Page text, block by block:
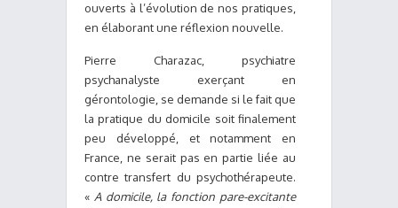
ouverts à l’évolution de nos pratiques,
en élaborant une réflexion nouvelle.
Pierre Charazac, psychiatre
psychanalyste exerçant en
gérontologie, se demande si le fait que
la pratique du domicile soit finalement
peu développé, et notamment en
France, ne serait pas en partie liée au
contre transfert du psychothérapeute.
« A domicile, la fonction pare-excitante